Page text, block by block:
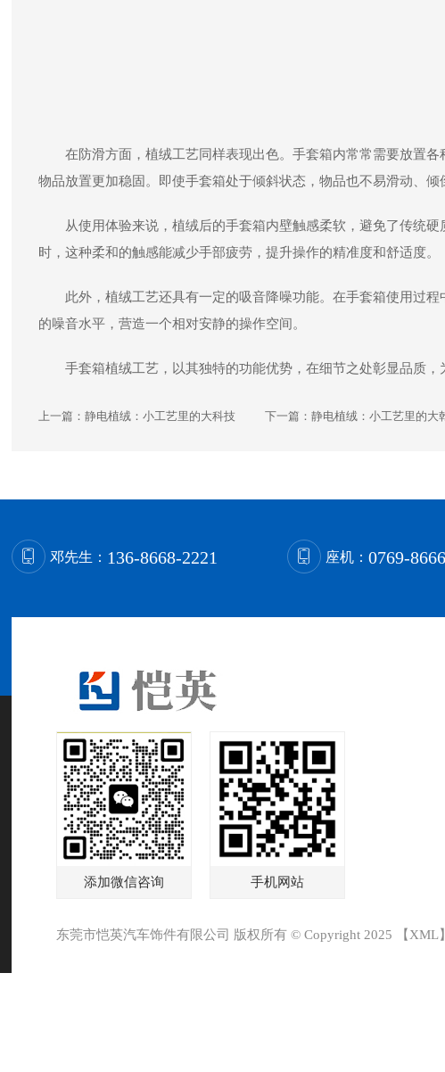
在防滑方面，植绒工艺同样表现出色。手套箱内常常需要放置
物品放置更加稳固。即使手套箱处于倾斜状态，物品也不易滑动、倾
从使用体验来说，植绒后的手套箱内壁触感柔软，避免了传统
时，这种柔和的触感能减少手部疲劳，提升操作的精准度和舒适度。
此外，植绒工艺还具有一定的吸音降噪功能。在手套箱使用过
的噪音水平，营造一个相对安静的操作空间。
手套箱植绒工艺，以其独特的功能优势，在细节之处彰显品质
上一篇：静电植绒：小工艺里的大科技 下一篇：静电植绒：小工艺里的大
邓先生： 136-8668-2221 座机： 0769-
添加微信咨询 手机网站
东莞市恺英汽车饰件有限公司 版权所有 © Copyright 2025 【 XML】